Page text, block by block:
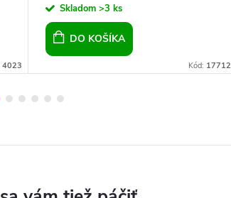
4023
Skladom >3 ks
DO KOŠÍKA
Kód: 17712